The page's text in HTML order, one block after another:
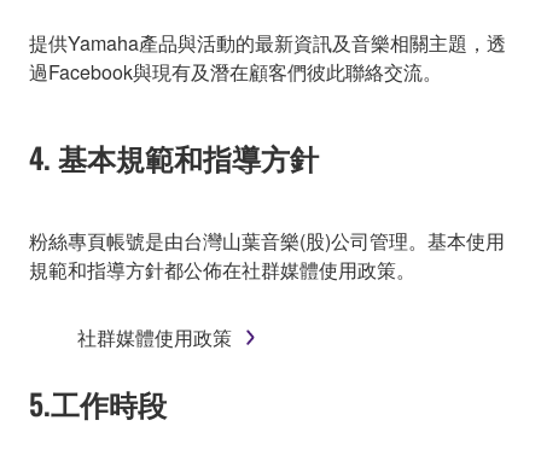
提供Yamaha產品與活動的最新資訊及音樂相關主題，透
過Facebook與現有及潛在顧客們彼此聯絡交流。
4. 基本規範和指導方針
粉絲專頁帳號是由台灣山葉音樂(股)公司管理。基本使用
規範和指導方針都公佈在社群媒體使用政策。
社群媒體使用政策
5.工作時段